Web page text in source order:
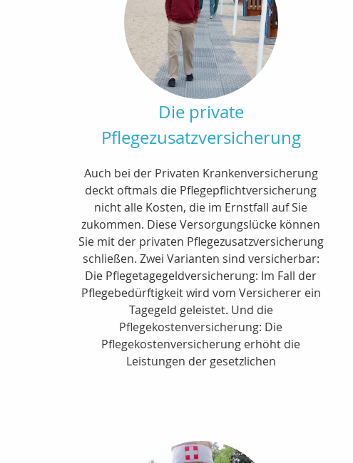
Die private
Pflegezusatzversicherung
Auch bei der Privaten Krankenversicherung
deckt oftmals die Pflegepflichtversicherung
nicht alle Kosten, die im Ernstfall auf Sie
zukommen. Diese Versorgungslücke können
Sie mit der privaten Pflegezusatzversicherung
schließen. Zwei Varianten sind versicherbar:
Die Pflegetagegeldversicherung: Im Fall der
Pflegebedürftigkeit wird vom Versicherer ein
Tagegeld geleistet. Und die
Pflegekostenversicherung: Die
Pflegekostenversicherung erhöht die
Leistungen der gesetzlichen